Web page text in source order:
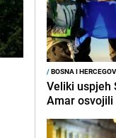
/BOSNA I
Veliki uspjeh
Amar osvojili